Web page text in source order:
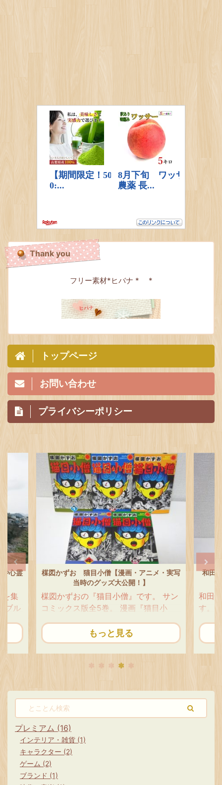
Thank you
フリー素材*ヒバナ * *
トップページ
お問い合わせ
プライバシーポリシー
や心霊
を集
ブル
ル
ま
霊ス
見ど
楳図かずお 猫目小僧【漫画・アニメ・実写
当時のグッズ大公開！】
楳図かずおの『猫目小僧』です。 サン
コミックス版全5巻。 漫画『猫目小
僧』は、やっぱりキングコミックス版
が人気もレア度もダントツです。 ごま
のはサンコミver.だけど、全初版＆ス
リップ（売上カード）付なの。 ごまう
ふっ 猫目小僧 楳図かずお 全３巻セッ
トすべて初カバー付 少年画報社
KINNGUCOMICS キングコミックス
Amazon スポンサーリンク 漫画 『猫
目小僧』 猫目小僧 あらすじ 猫目小僧
は妖怪の世界で300年に一度しか生ま
れない猫又の子供として誕生しまし
た。 猫又の父親と ...
もっと見る
和田
和田
す。
めコ
と花
いる
モノ
沙』
な気
プレミアム (16)
インテリア・雑貨 (1)
キャラクター (2)
ゲーム (2)
ブランド (1)